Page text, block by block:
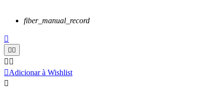
fiber_manual_record


 
Adicionar à Wishlist
